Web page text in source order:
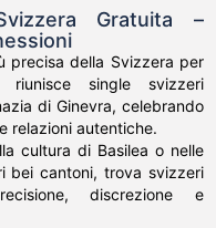
Gratuita –
precisa della Svizzera per
riunisce single svizzeri
di Ginevra, celebrando
relazioni autentiche.
cultura di Basilea o nelle
bei cantoni, trova svizzeri
discrezione e